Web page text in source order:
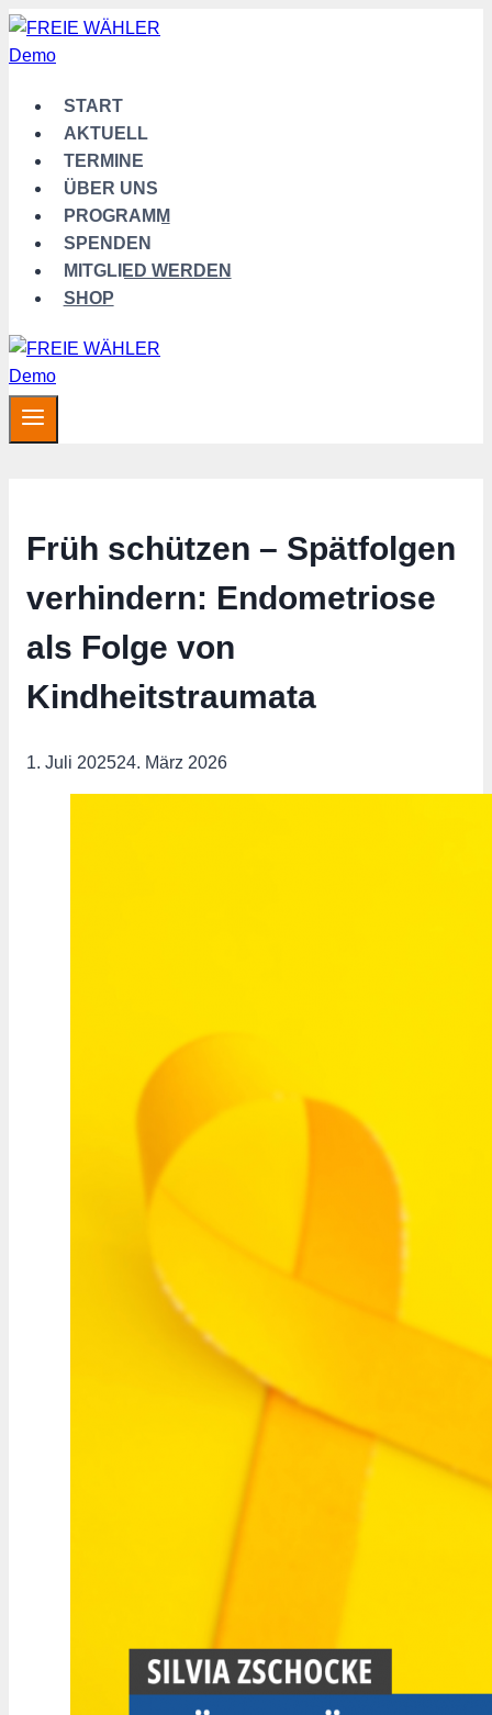
Zum
Inhalt
START
AKTUELL
TERMINE
ÜBER UNS
PROGRAMM
SPENDEN
MITGLIED WERDEN
SHOP
Früh schützen – Spätfolgen
verhindern: Endometriose
als Folge von
Kindheitstraumata
1. Juli 202524. März 2026